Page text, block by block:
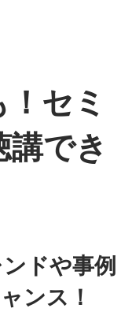
セミ
でき
ドや事例
ンス！